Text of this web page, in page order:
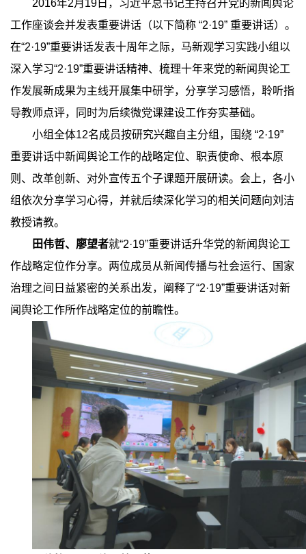
2016年2月 19 日，习近平总书记主持召开党的新闻舆论
工作座谈会并发表重要讲话（以下简称 “2·19” 重要讲话）。
在“2·19”重要讲话发表十周年之际，马新观学习实践小组以
深入学习“2·19”重要讲话精神、梳理十年来党的新闻舆论工
作发展新成果为主线开展集中研学，分享学习感悟，聆听指
导教师点评，同时为后续微党课建设工作夯实基础。
小组全体12名成员按研究兴趣自主分组，围绕 “2·19”
重要讲话中新闻舆论工作的战略定位、职责使命、根本原
则、改革创新、对外宣传五个子课题开展研读。会上，各小
组依次分享学习心得，并就后续深化学习的相关问题向刘洁
教授请教。
田伟哲、廖望者就“2·19”重要讲话升华党的新闻舆论工
作战略定位作分享。两位成员从新闻传播与社会运行、国家
治理之间日益紧密的关系出发，阐释了“2·19”重要讲话对新
闻舆论工作所作战略定位的前瞻性。